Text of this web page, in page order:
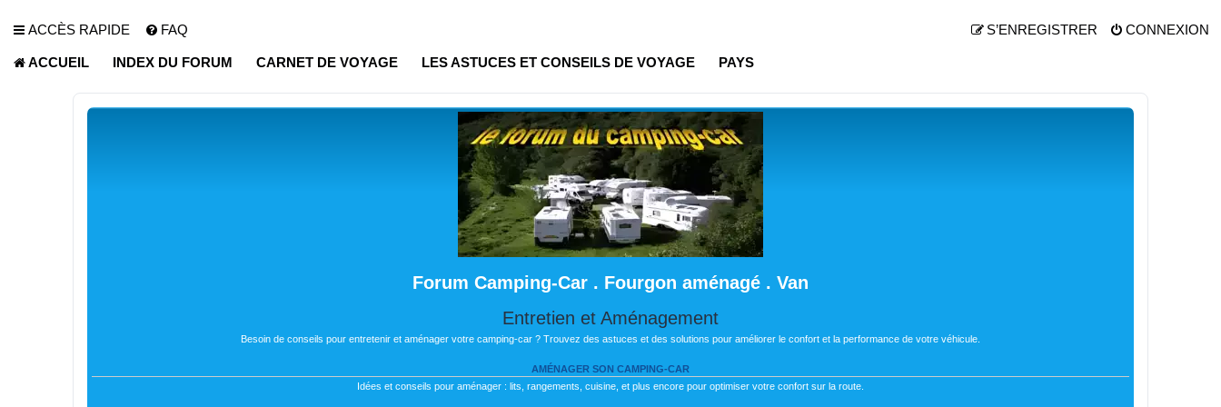
ACCÈS RAPIDE FAQ CONNEXION
S’ENREGISTRER
ACCUEIL INDEX DU FORUM CARNET DE VOYAGE LES ASTUCES ET CONSEILS DE VOYAGE PAYS
Forum Camping-Car . Fourgon aménagé . Van
Entretien et Aménagement
Besoin de conseils pour entretenir et aménager votre camping-car ? Trouvez des astuces et des solutions pour améliorer le confort et la performance de votre véhicule.
AMÉNAGER SON CAMPING-CAR
Idées et conseils pour aménager : lits, rangements, cuisine, et plus encore pour optimiser votre confort sur la route.